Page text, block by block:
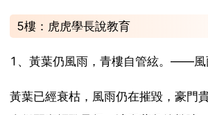
5樓：虎虎學長說教育
1、黃葉仍風雨，青樓自管絃。——風
黃葉已經衰枯，風雨仍在摧毀，豪門